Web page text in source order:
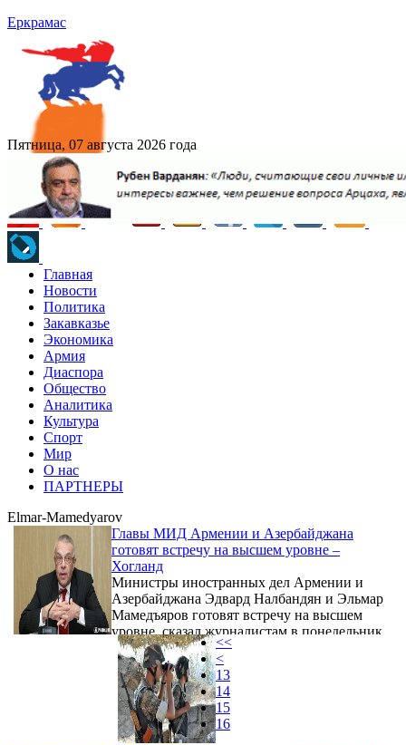
Еркрамас
Пятница, 07 августа 2026 года
Главная
Новости
Политика
Закавказье
Экономика
Армия
Диаспора
Общество
Аналитика
Культура
Спорт
Мир
О нас
ПАРТНЕРЫ
Elmar-Mamedyarov
Главы МИД Армении и Азербайджана
готовят встречу на высшем уровне –
Хогланд
Министры иностранных дел Армении и
Азербайджана Эдвард Налбандян и Эльмар
Мамедъяров готовят встречу на высшем
уровне, сказал журналистам в понедельник
американский сопредседатель МГ ОБСЕ
Ричард Хогланд.
<<
<
13
14
15
16